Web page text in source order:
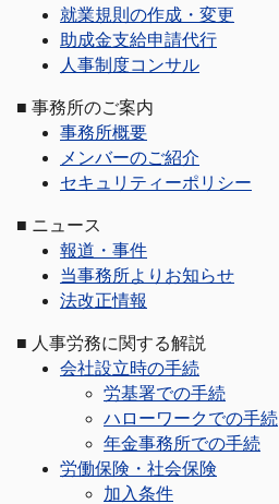
就業規則の作成・変更
助成金支給申請代行
人事制度コンサル
■ 事務所のご案内
事務所概要
メンバーのご紹介
セキュリティーポリシー
■ ニュース
報道・事件
当事務所よりお知らせ
法改正情報
■ 人事労務に関する解説
会社設立時の手続
労基署での手続
ハローワークでの手続
年金事務所での手続
労働保険・社会保険
加入条件